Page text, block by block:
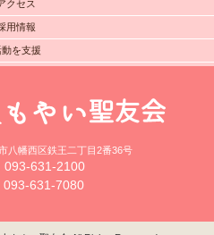
クセス
用情報
動を支援
八幡西区鉄王二丁目2番36号
093-631-2100
093-631-7080